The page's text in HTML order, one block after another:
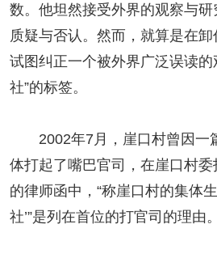
数。他坦然接受外界的观察与
质疑与否认。然而，就算是在
试图纠正一个被外界广泛误读的
社”的标签。
2002年7月，崖口村曾因一
体打起了嘴巴官司，在崖口村
的律师函中，“称崖口村的集体
社’”是列在首位的打官司的理由。